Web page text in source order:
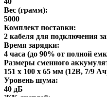
Вес (грамм):
5000
Комплект поставки:
2 кабеля для подключения
Время зарядки:
4 часа (до 90% от полной
Размеры сменного
151 х 100 х 65 мм (12В, 7/9
Уровень шума:
40 дБ